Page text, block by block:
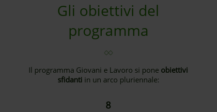
Gli obiettivi del
programma
Il programma Giovani e Lavoro si pone obiettivi
sfidanti in un arco pluriennale:
8